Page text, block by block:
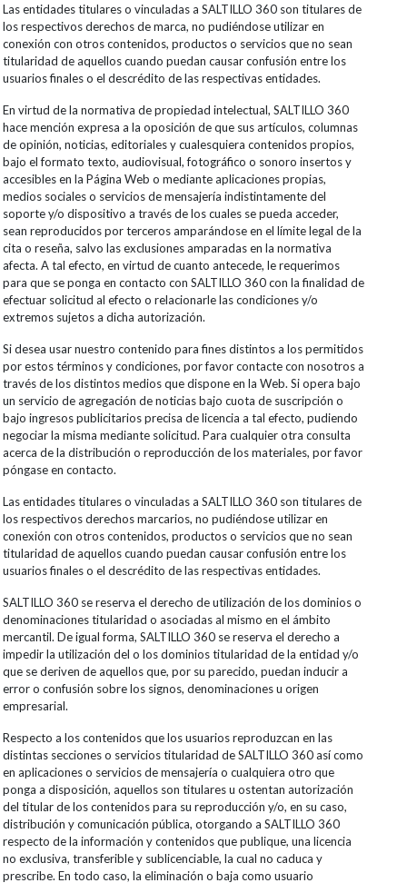
Las entidades titulares o vinculadas a SALTILLO 360 son titulares de
los respectivos derechos de marca, no pudiéndose utilizar en
conexión con otros contenidos, productos o servicios que no sean
titularidad de aquellos cuando puedan causar confusión entre los
usuarios finales o el descrédito de las respectivas entidades.
En virtud de la normativa de propiedad intelectual, SALTILLO 360
hace mención expresa a la oposición de que sus artículos, columnas
de opinión, noticias, editoriales y cualesquiera contenidos propios,
bajo el formato texto, audiovisual, fotográfico o sonoro insertos y
accesibles en la Página Web o mediante aplicaciones propias,
medios sociales o servicios de mensajería indistintamente del
soporte y/o dispositivo a través de los cuales se pueda acceder,
sean reproducidos por terceros amparándose en el límite legal de la
cita o reseña, salvo las exclusiones amparadas en la normativa
afecta. A tal efecto, en virtud de cuanto antecede, le requerimos
para que se ponga en contacto con SALTILLO 360 con la finalidad de
efectuar solicitud al efecto o relacionarle las condiciones y/o
extremos sujetos a dicha autorización.
Si desea usar nuestro contenido para fines distintos a los permitidos
por estos términos y condiciones, por favor contacte con nosotros a
través de los distintos medios que dispone en la Web. Si opera bajo
un servicio de agregación de noticias bajo cuota de suscripción o
bajo ingresos publicitarios precisa de licencia a tal efecto, pudiendo
negociar la misma mediante solicitud. Para cualquier otra consulta
acerca de la distribución o reproducción de los materiales, por favor
póngase en contacto.
Las entidades titulares o vinculadas a SALTILLO 360 son titulares de
los respectivos derechos marcarios, no pudiéndose utilizar en
conexión con otros contenidos, productos o servicios que no sean
titularidad de aquellos cuando puedan causar confusión entre los
usuarios finales o el descrédito de las respectivas entidades.
SALTILLO 360 se reserva el derecho de utilización de los dominios o
denominaciones titularidad o asociadas al mismo en el ámbito
mercantil. De igual forma, SALTILLO 360 se reserva el derecho a
impedir la utilización del o los dominios titularidad de la entidad y/o
que se deriven de aquellos que, por su parecido, puedan inducir a
error o confusión sobre los signos, denominaciones u origen
empresarial.
Respecto a los contenidos que los usuarios reproduzcan en las
distintas secciones o servicios titularidad de SALTILLO 360 así como
en aplicaciones o servicios de mensajería o cualquiera otro que
ponga a disposición, aquellos son titulares u ostentan autorización
del titular de los contenidos para su reproducción y/o, en su caso,
distribución y comunicación pública, otorgando a SALTILLO 360
respecto de la información y contenidos que publique, una licencia
no exclusiva, transferible y sublicenciable, la cual no caduca y
prescribe. En todo caso, la eliminación o baja como usuario